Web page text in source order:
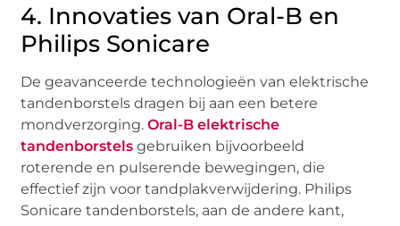
4. Innovaties van Oral-B en
Philips Sonicare
De geavanceerde technologieën van elektrische
tandenborstels dragen bij aan een betere
mondverzorging.Oral-B elektrische
tandenborstels gebruiken bijvoorbeeld
roterende en pulserende bewegingen, die
effectief zijn voor tandplakverwijdering. Philips
Sonicare tandenborstels, aan de andere kant,